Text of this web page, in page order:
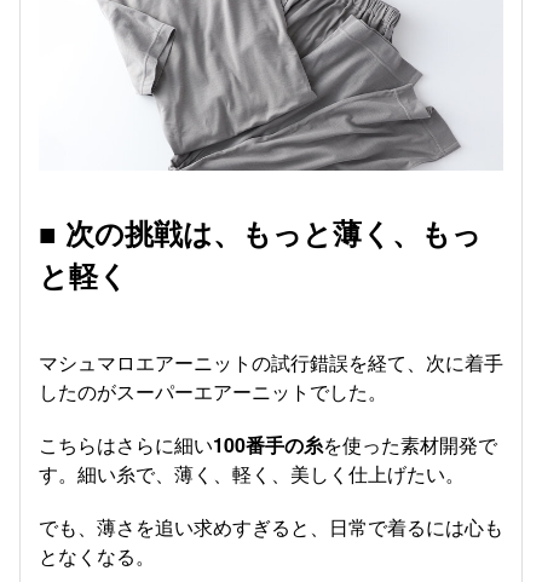
■ 次の挑戦は、もっと薄く、もっ
と軽く
マシュマロエアーニットの試行錯誤を経て、次に着手
したのがスーパーエアーニットでした。
こちらはさらに細い100番手の糸を使った素材開発で
す。細い糸で、薄く、軽く、美しく仕上げたい。
でも、薄さを追い求めすぎると、日常で着るには心も
となくなる。